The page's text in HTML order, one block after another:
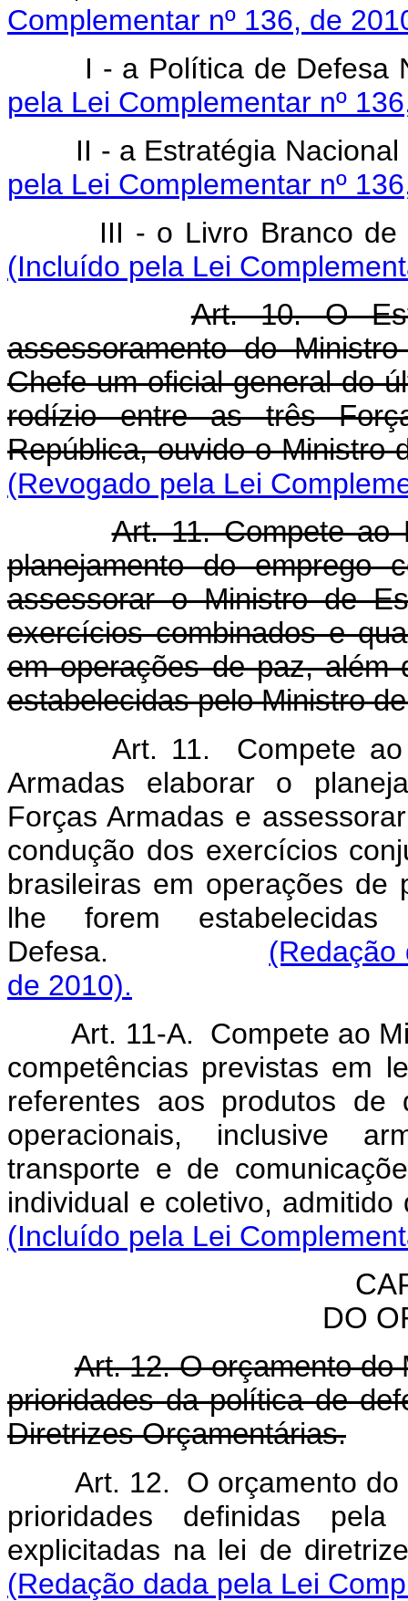
Complementar nº 136, de
I - a Política
pela Lei Complementar nº
II - a Estratégia
pela Lei Complementar nº
III - o Livro
(Incluído pela Lei
Art. 10. O
assessoramento do
Chefe um oficial-general do
rodízio entre as três
República, ouvido o Ministro
(Revogado pela Lei
Art. 11. Compete ao
planejamento do emprego
assessorar o Ministro de
exercícios combinados e
em operações de paz, além
estabelecidas pelo Ministro
Art. 11. Compete ao
Armadas elaborar o
Forças Armadas e
condução dos exercícios
brasileiras em operações
lhe forem
Defesa. (Redação
de 2010).
Art. 11-A. Compete ao
competências previstas em
referentes aos produtos de
operacionais, inclusive
transporte e de
individual e coletivo,
(Incluído pela Lei
DO
Art. 12. O orçamento do
prioridades da política de
Diretrizes Orçamentárias.
Art. 12. O orçamento do
prioridades definidas
explicitadas na lei
(Redação dada pela Lei